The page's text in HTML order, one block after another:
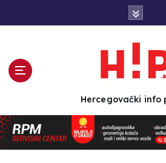
n
t
e
Hercegovački info